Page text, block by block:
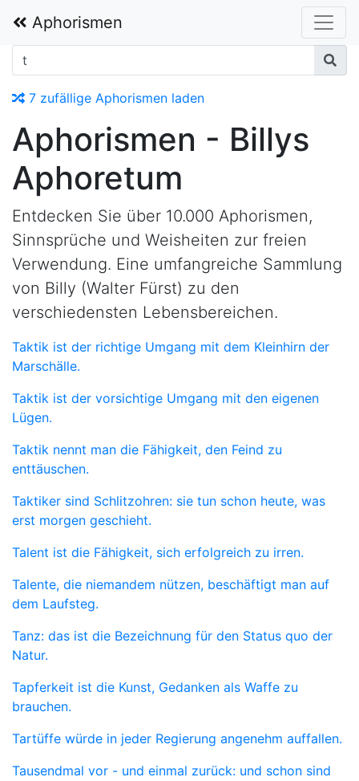
Aphorismen
In Gedenken an Walter Fürst alias Billy 1932–2019
7 zufällige Aphorismen laden
Aphorismen - Billys
Aphoretum
Entdecken Sie über 10.000 Aphorismen,
Sinnsprüche und Weisheiten zur freien
Verwendung. Eine umfangreiche Sammlung
von Billy (Walter Fürst) zu den
verschiedensten Lebensbereichen.
Taktik ist der richtige Umgang mit dem Kleinhirn der
Marschälle.
Taktik ist der vorsichtige Umgang mit den eigenen
Lügen.
Taktik nennt man die Fähigkeit, den Feind zu
enttäuschen.
Taktiker sind Schlitzohren: sie tun schon heute, was
erst morgen geschieht.
Talent ist die Fähigkeit, sich erfolgreich zu irren.
Talente, die niemandem nützen, beschäftigt man auf
dem Laufsteg.
Tanz: das ist die Bezeichnung für den Status quo der
Natur.
Tapferkeit ist die Kunst, Gedanken als Waffe zu
brauchen.
Tartüffe würde in jeder Regierung angenehm auffallen.
Tausendmal vor - und einmal zurück: und schon sind